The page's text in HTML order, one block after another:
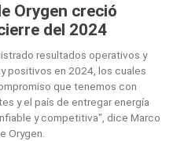
Orygen creció
del 2024
resultados operativos y
positivos en 2024, los cuales
que tenemos con
y el país de entregar energía
y competitiva", dice Marco
Orygen.